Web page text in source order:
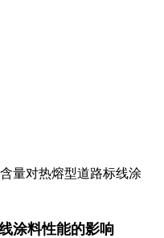
量对热熔型道路标线涂
涂料性能的影响